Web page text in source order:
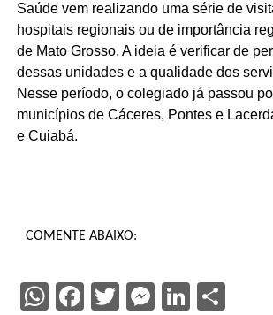
Saúde vem realizando uma série de
hospitais regionais ou de importância
de Mato Grosso. A ideia é verificar de
dessas unidades e a qualidade dos
Nesse período, o colegiado já passou
municípios de Cáceres, Pontes e
e Cuiabá.
COMENTE ABAIXO:
WhatsApp
Facebook
Twitter